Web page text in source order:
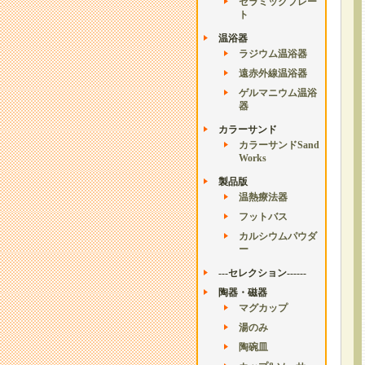
ト
温浴器
ラジウム温浴器
遠赤外線温浴器
ゲルマニウム温浴
器
カラーサンド
カラーサンドSand
Works
製品版
温熱療法器
フットバス
カルシウムパウダ
ー
---セレクション------
陶器・磁器
マグカップ
湯のみ
陶碗皿